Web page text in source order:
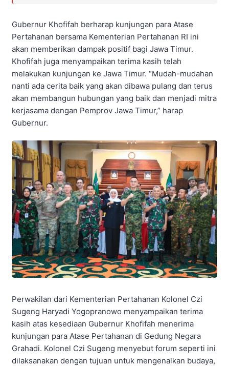
Gubernur Khofifah berharap kunjungan para Atase
Pertahanan bersama Kementerian Pertahanan RI ini
akan memberikan dampak positif bagi Jawa Timur.
Khofifah juga menyampaikan terima kasih telah
melakukan kunjungan ke Jawa Timur. “Mudah-mudahan
nanti ada cerita baik yang akan dibawa pulang dan terus
akan membangun hubungan yang baik dan menjadi mitra
kerjasama dengan Pemprov Jawa Timur,” harap
Gubernur.
Perwakilan dari Kementerian Pertahanan Kolonel Czi
Sugeng Haryadi Yogopranowo menyampaikan terima
kasih atas kesediaan Gubernur Khofifah menerima
kunjungan para Atase Pertahanan di Gedung Negara
Grahadi. Kolonel Czi Sugeng menyebut forum seperti ini
dilaksanakan dengan tujuan untuk mengenalkan budaya,